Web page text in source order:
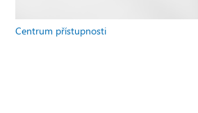
Centrum přístupnosti